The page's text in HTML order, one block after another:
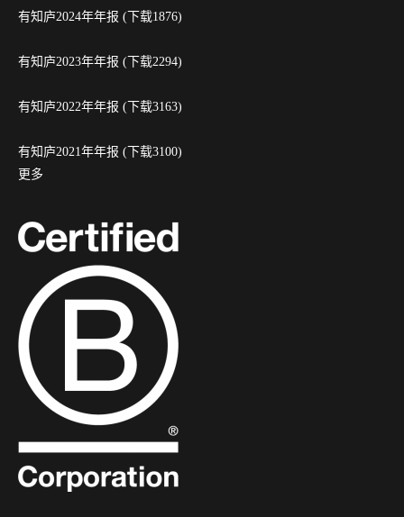
有知庐2024年年报 (下载1876)
有知庐2023年年报 (下载2294)
有知庐2022年年报 (下载3163)
有知庐2021年年报 (下载3100)
更多